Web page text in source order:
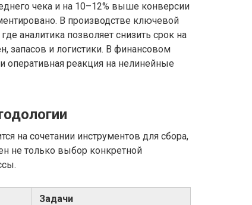
чека и на 10–12% выше конверсии
В производстве ключевой
аналитика позволяет снизить срок на
запасов и логистики. В финансовом
оперативная реакция на нелинейные
на сочетании инструментов для сбора,
не только выбор конкретной
Задачи